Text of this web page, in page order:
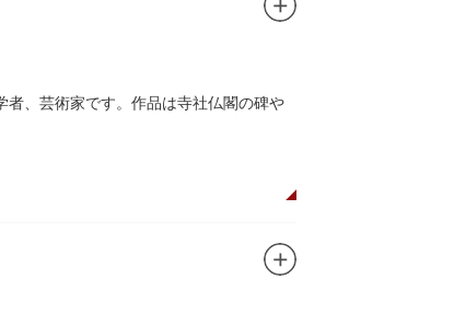
、芸術家です。作品は寺社仏閣の碑や